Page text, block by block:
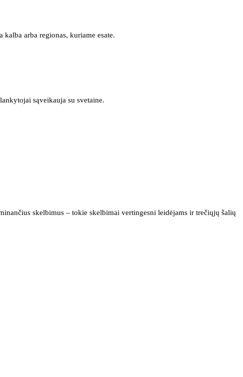
arba regionas, kuriame esate.
sąveikauja su svetaine.
skelbimus – tokie skelbimai vertingesni leidėjams ir trečiųjų šalių